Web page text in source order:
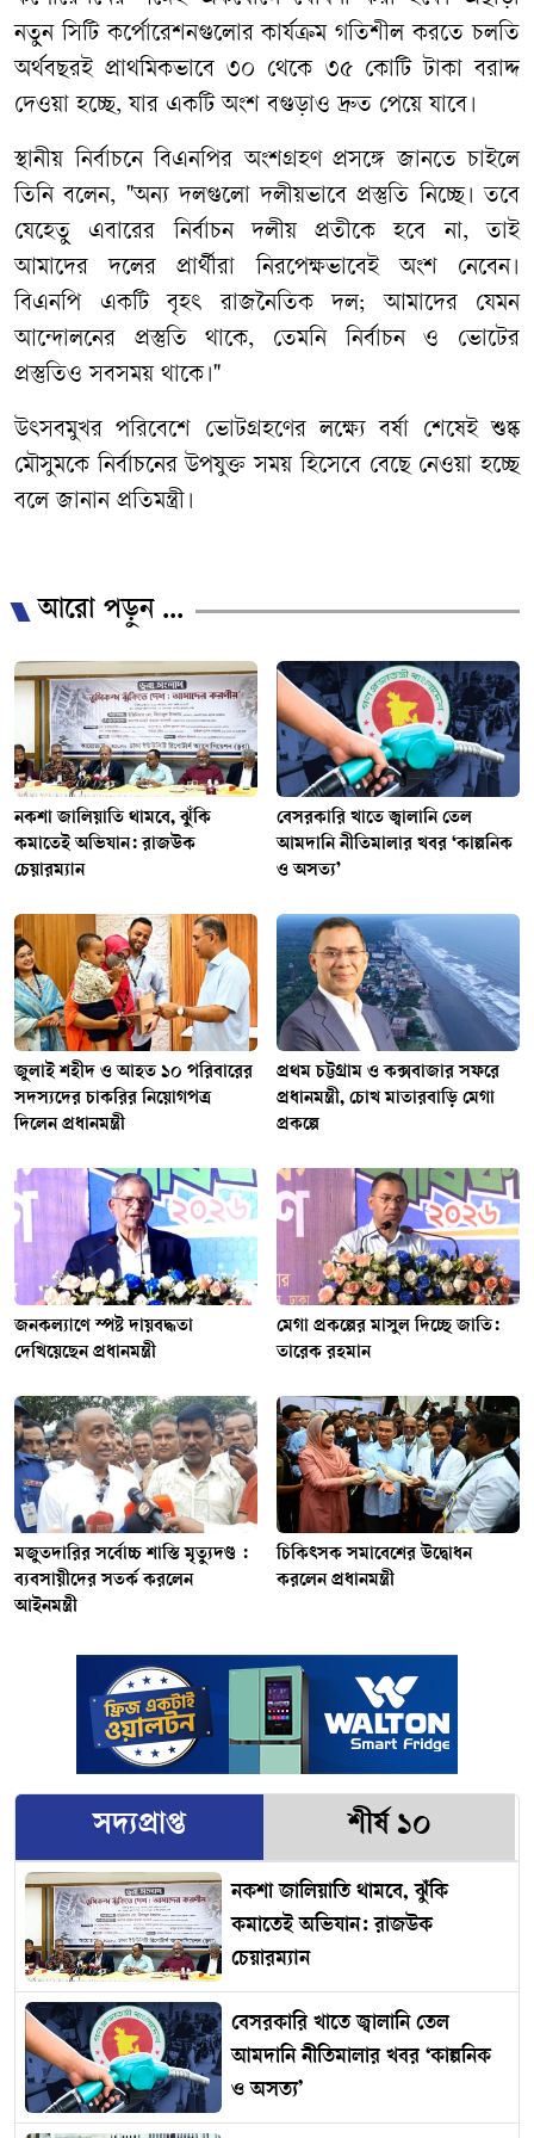
নতুন সিটি কর্পোরেশনগুলোর কার্যক্রম গতিশীল করতে চলতি
অর্থবছরই প্রাথমিকভাবে ৩০ থেকে ৩৫ কোটি টাকা বরাদ্দ
দেওয়া হচ্ছে, যার একটি অংশ বগুড়াও দ্রুত পেয়ে যাবে।
স্থানীয় নির্বাচনে বিএনপির অংশগ্রহণ প্রসঙ্গে জানতে চাইলে
তিনি বলেন, "অন্য দলগুলো দলীয়ভাবে প্রস্তুতি নিচ্ছে। তবে
যেহেতু এবারের নির্বাচন দলীয় প্রতীকে হবে না, তাই
আমাদের দলের প্রার্থীরা নিরপেক্ষভাবেই অংশ নেবেন।
বিএনপি একটি বৃহৎ রাজনৈতিক দল; আমাদের যেমন
আন্দোলনের প্রস্তুতি থাকে, তেমনি নির্বাচন ও ভোটের
প্রস্তুতিও সবসময় থাকে।"
উৎসবমুখর পরিবেশে ভোটগ্রহণের লক্ষ্যে বর্ষা শেষেই শুষ্ক
মৌসুমকে নির্বাচনের উপযুক্ত সময় হিসেবে বেছে নেওয়া হচ্ছে
বলে জানান প্রতিমন্ত্রী।
আরো পড়ুন ...
নকশা জালিয়াতি থামবে, ঝুঁকি
কমাতেই অভিযান: রাজউক
চেয়ারম্যান
বেসরকারি খাতে জ্বালানি তেল
আমদানি নীতিমালার খবর ‘কাল্পনিক
ও অসত্য’
জুলাই শহীদ ও আহত ১০ পরিবারের
সদস্যদের চাকরির নিয়োগপত্র
দিলেন প্রধানমন্ত্রী
প্রথম চট্টগ্রাম ও কক্সবাজার সফরে
প্রধানমন্ত্রী, চোখ মাতারবাড়ি মেগা
প্রকল্পে
জনকল্যাণে স্পষ্ট দায়বদ্ধতা
দেখিয়েছেন প্রধানমন্ত্রী
মেগা প্রকল্পের মাসুল দিচ্ছে জাতি:
তারেক রহমান
মজুতদারির সর্বোচ্চ শাস্তি মৃত্যুদণ্ড :
ব্যবসায়ীদের সতর্ক করলেন
আইনমন্ত্রী
চিকিৎসক সমাবেশের উদ্বোধন
করলেন প্রধানমন্ত্রী
সদ্যপ্রাপ্ত শীর্ষ ১০
নকশা জালিয়াতি থামবে, ঝুঁকি
কমাতেই অভিযান: রাজউক
চেয়ারম্যান
বেসরকারি খাতে জ্বালানি তেল
আমদানি নীতিমালার খবর ‘কাল্পনিক
ও অসত্য’